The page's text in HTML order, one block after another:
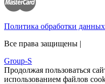
Политика обработки
Все права защищены |
Group-S
Продолжая пользоваться
использованием файлов